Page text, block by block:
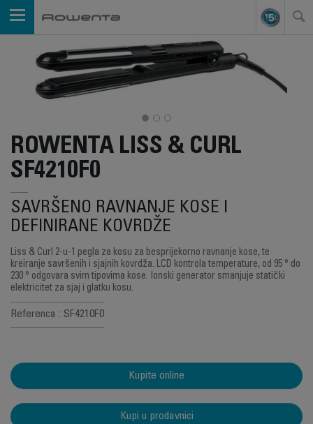
ROWENTA LISS & CURL
SF4210F0
SAVRŠENO RAVNANJE KOSE I
DEFINIRANE KOVRDŽE
Liss & Curl 2-u-1 pegla za kosu za besprijekorno ravnanje kose, te
kreiranje savršenih i sjajnih kovrdža. LCD kontrola temperature, od 95 ° do
230 ° odgovara svim tipovima kose. Ionski generator smanjuje statički
elektricitet za sjaj i glatku kosu.
Referenca : SF4210F0
Kupite online
Kupi u prodavnici